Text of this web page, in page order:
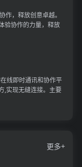
作，释放创意卓越。
验协作的力量，释放
线即时通讯和协作平
,实现无缝连接。主要
更多+